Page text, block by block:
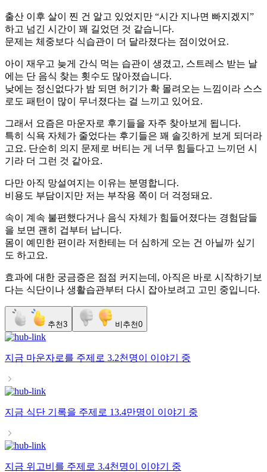
출산 이후 살이 찐 건 알고 있었지만 “시간 지나면 빠지겠지”
하고 넘긴 시간이 꽤 길었던 것 같습니다.
문제는 체중보다 식습관이 더 달라졌다는 점이었어요.
아이 재우고 늦게 간식 먹는 습관이 생겼고, 스트레스 받는 날
에는 단 음식 찾는 횟수도 많아졌습니다.
낮에는 정신없다가 밤 되면 허기가 확 몰려오는 느낌이라 스스
로도 패턴이 많이 무너졌다는 걸 느끼고 있어요.
그래서 요즘은 마운자로 후기들을 자주 찾아보게 됩니다.
특히 식욕 자체가 줄었다는 후기들은 꽤 솔깃하게 보게 되더라
고요. 단순히 의지 문제로 버티는 게 너무 힘들다고 느끼던 시
기라 더 그런 것 같아요.
다만 아직 망설여지는 이유는 분명합니다.
비용도 부담이지만 저는 부작용 쪽이 더 걱정돼요.
속이 계속 불편했다거나 음식 자체가 힘들어졌다는 경험담들
을 보면 괜히 겁부터 납니다.
몸이 예민한 편이라 저한테는 더 심하게 오는 건 아닐까 싶기
도 하고요.
효과에 대한 궁금증은 점점 커지는데, 아직은 바로 시작하기보
다는 식단이나 생활습관부터 다시 잡아보려고 고민 중입니다.
추천3 비추천0
지금 마운자로를 주제로 3.2천명이 이야기 중
지금 식단 기록을 주제로 13.4만명이 이야기 중
지금 위고비 를 주제로 3.4천명이 이야기 중